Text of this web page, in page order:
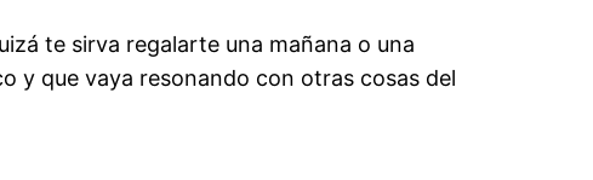
te sirva regalarte una mañana o una
y que vaya resonando con otras cosas del